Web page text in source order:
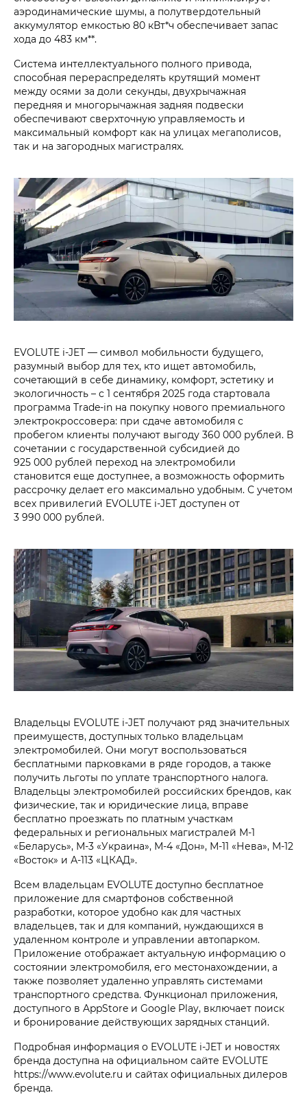
аэродинамические шумы, а полутвердотельный
аккумулятор емкостью 80 кВт*ч обеспечивает запас
хода до 483 км**.
Система интеллектуального полного привода,
способная перераспределять крутящий момент
между осями за доли секунды, двухрычажная
передняя и многорычажная задняя подвески
обеспечивают сверхточную управляемость и
максимальный комфорт как на улицах мегаполисов,
так и на загородных магистралях.
EVOLUTE i‑JET — символ мобильности будущего,
разумный выбор для тех, кто ищет автомобиль,
сочетающий в себе динамику, комфорт, эстетику и
экологичность – с 1 сентября 2025 года стартовала
программа Trade-in на покупку нового премиального
электрокроссовера: при сдаче автомобиля с
пробегом клиенты получают выгоду 360 000 рублей. В
сочетании с государственной субсидией до
925 000 рублей переход на электромобили
становится еще доступнее, а возможность оформить
рассрочку делает его максимально удобным. С учетом
всех привилегий EVOLUTE i‑JET доступен от
3 990 000 рублей.
Владельцы EVOLUTE i‑JET получают ряд значительных
преимуществ, доступных только владельцам
электромобилей. Они могут воспользоваться
бесплатными парковками в ряде городов, а также
получить льготы по уплате транспортного налога.
Владельцы электромобилей российских брендов, как
физические, так и юридические лица, вправе
бесплатно проезжать по платным участкам
федеральных и региональных магистралей М-1
«Беларусь», М-3 «Украина», М-4 «Дон», М-11 «Нева», М-12
«Восток» и А-113 «ЦКАД».
Всем владельцам EVOLUTE доступно бесплатное
приложение для смартфонов собственной
разработки, которое удобно как для частных
владельцев, так и для компаний, нуждающихся в
удаленном контроле и управлении автопарком.
Приложение отображает актуальную информацию о
состоянии электромобиля, его местонахождении, а
также позволяет удаленно управлять системами
транспортного средства. Функционал приложения,
доступного в AppStore и Google Play, включает поиск
и бронирование действующих зарядных станций.
Подробная информация о EVOLUTE i‑JET и новостях
бренда доступна на официальном сайте EVOLUTE
https://www.evolute.ru и сайтах официальных дилеров
бренда.